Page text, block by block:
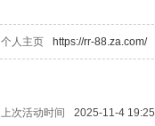
个人主页 https://rr-88.za.com/
上次活动时间 2025-11-4 19:25